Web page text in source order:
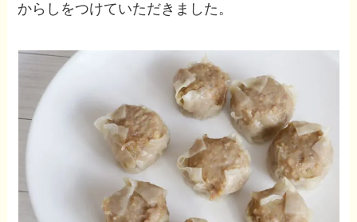
からしをつけていただきました。